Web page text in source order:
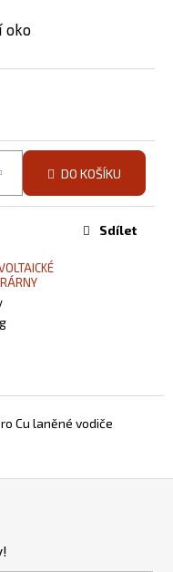
oko
DO KOŠÍKU
Sdílet
Cu laněné vodiče